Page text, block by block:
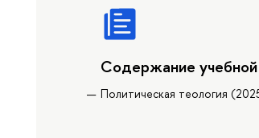
Содержание
Политическая теология